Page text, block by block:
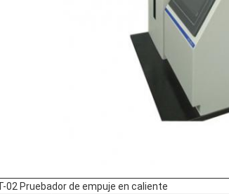
02 Pruebador de empuje en caliente